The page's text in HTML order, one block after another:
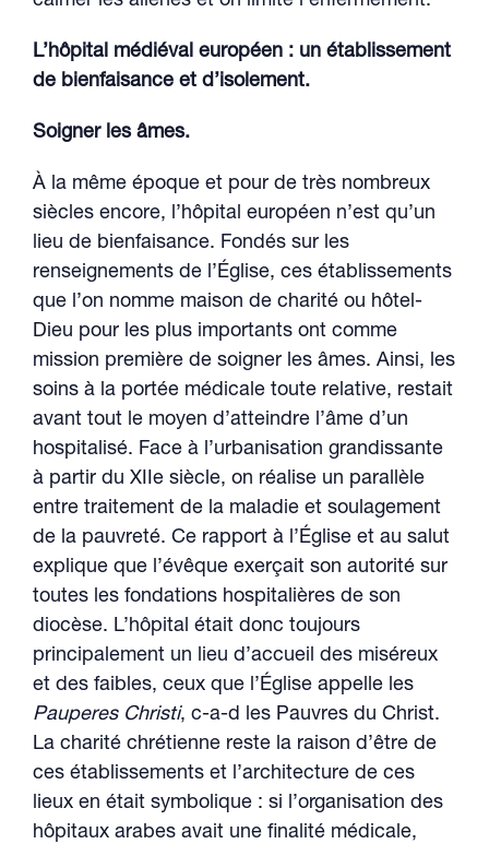
L’hôpital médiéval européen : un établissement
de bienfaisance et d’isolement.
Soigner les âmes.
À la même époque et pour de très nombreux
siècles encore, l’hôpital européen n’est qu’un
lieu de bienfaisance. Fondés sur les
renseignements de l’Église, ces établissements
que l’on nomme maison de charité ou hôtel-
Dieu pour les plus importants ont comme
mission première de soigner les âmes. Ainsi, les
soins à la portée médicale toute relative, restait
avant tout le moyen d’atteindre l’âme d’un
hospitalisé. Face à l’urbanisation grandissante
à partir du XIIe siècle, on réalise un parallèle
entre traitement de la maladie et soulagement
de la pauvreté. Ce rapport à l’Église et au salut
explique que l’évêque exerçait son autorité sur
toutes les fondations hospitalières de son
diocèse. L’hôpital était donc toujours
principalement un lieu d’accueil des miséreux
et des faibles, ceux que l’Église appelle les
Pauperes Christi, c-a-d les Pauvres du Christ.
La charité chrétienne reste la raison d’être de
ces établissements et l’architecture de ces
lieux en était symbolique : si l’organisation des
hôpitaux arabes avait une finalité médicale,